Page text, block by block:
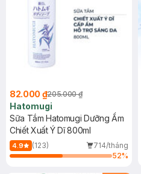
82.000 ₫205.000 ₫
Hatomugi
Sữa Tắm Hatomugi Dưỡng Ẩm
Chiết Xuất Ý Dĩ 800ml
4.9 (123)
714/tháng
52%